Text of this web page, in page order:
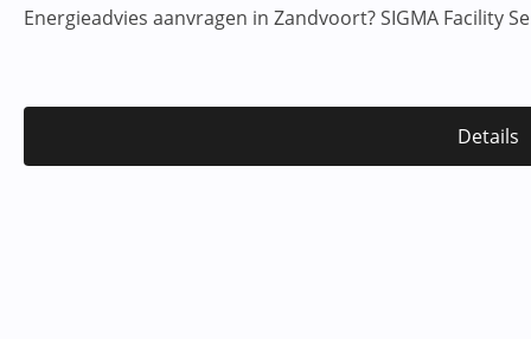
Energieadvies aanvragen in Zandvoort? SIGMA Facility
Details